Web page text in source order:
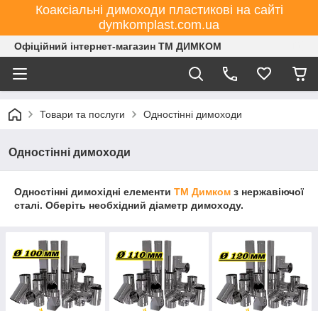
Коаксіальні димоходи пластикові на сайті
dymkomplast.com.ua
Офіційний інтернет-магазин ТМ ДИМКОМ
Товари та послуги Одностінні димоходи
Одностінні димоходи
Одностінні димохідні елементи ТМ Димком з нержавіючої
сталі. Оберіть необхідний діаметр димоходу.